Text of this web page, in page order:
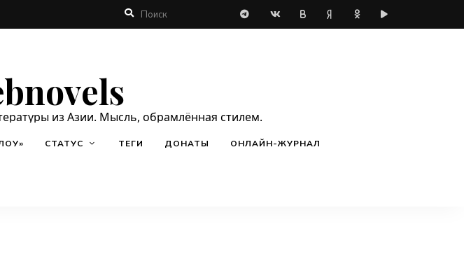
из Азии. Мысль, обрамлённая стилем.
СТАТУС ТЕГИ ДОНАТЫ ОНЛАЙН-ЖУРНАЛ